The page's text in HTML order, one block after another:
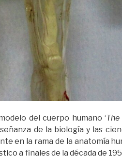
del cuerpo humano ‘
de la biología y las
en la rama de la anatomía
a finales de la década de